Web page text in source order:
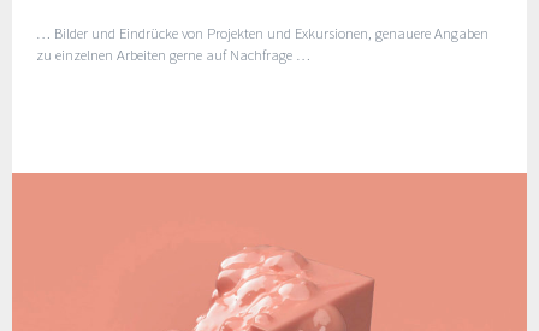
… Bilder und Eindrücke von Projekten und Exkursionen, genauere Angaben
zu einzelnen Arbeiten gerne auf Nachfrage …